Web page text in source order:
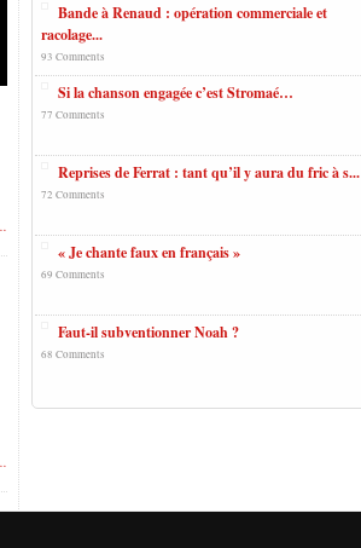
Bande à Renaud : opération commerciale et
racolage...
93 Comments
Si la chanson engagée c’est Stromaé…
77 Comments
Reprises de Ferrat : tant qu’il y aura du fric à s...
72 Comments
« Je chante faux en français »
69 Comments
Faut-il subventionner Noah ?
68 Comments